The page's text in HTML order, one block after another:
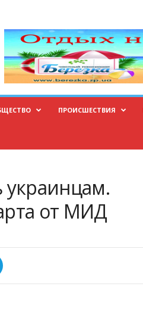
ПРОИСШЕСТВИЯ
украинцам.
от МИД